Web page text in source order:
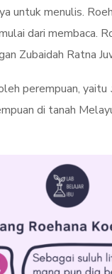
menulis.
dari membaca.
Zubaidah Ratna
perempuan, yaitu
di tanah